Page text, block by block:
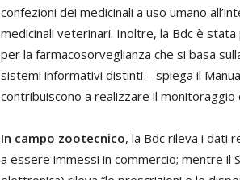
confezioni dei medicinali a uso umano
medicinali veterinari. Inoltre, la Bdc è
per la farmacosorveglianza che si basa
sistemi informativi distinti – spiega il
contribuiscono a realizzare il monitoraggio
In campo zootecnico, la Bdc rileva i dati
a essere immessi in commercio; mentre il